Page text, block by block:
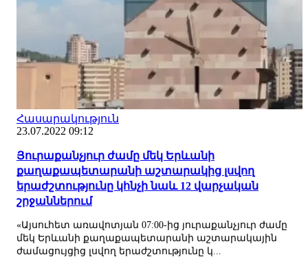
Հասարակություն
23.07.2022 09:12
Յուրաքանչյուր ժամը մեկ Երևանի
քաղաքապետարանի աշտարակից լսվող
երաժշտությունը կհնչի նաև 12 վարչական
շրջաններում
«Այսուհետ առավոտյան 07:00-ից յուրաքանչյուր ժամը
մեկ Երևանի քաղաքապետարանի աշտարակային
ժամացույցից լսվող երաժշտությունը կ...